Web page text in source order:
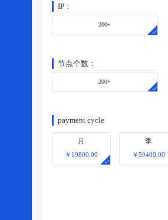
IP：
200+
节点个数：
200+
payment cycle
月
￥19800.00
季
￥59400.00